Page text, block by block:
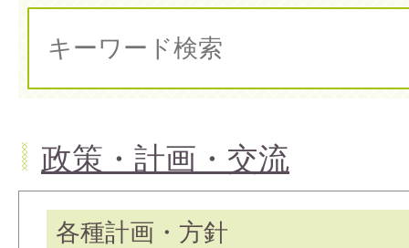
政策・計画・交流
各種計画・方針